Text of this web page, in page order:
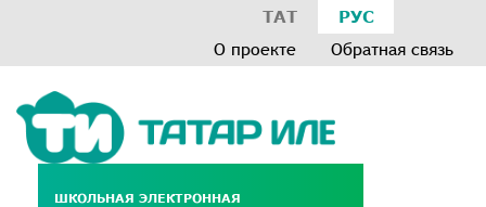
ТАТ РУС
О проекте Обратная связь
ШКОЛЬНАЯ ЭЛЕКТРОННАЯ